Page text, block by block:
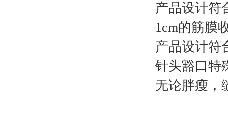
产品设计符
1cm的筋膜
产品设计符
针头豁口特
无论胖瘦，